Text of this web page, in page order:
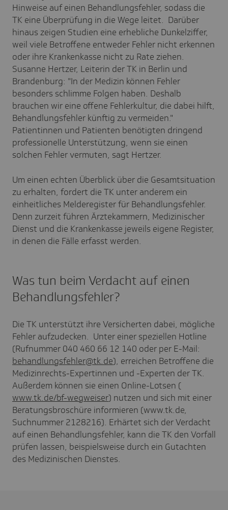
Hinweise auf einen Behandlungsfehler, sodass die
TK eine Überprüfung in die Wege leitet. Darüber
hinaus zeigen Studien eine erhebliche Dunkelziffer,
weil viele Betroffene entweder Fehler nicht erkennen
oder ihre Krankenkasse nicht zu Rate ziehen.
Susanne Hertzer, Leiterin der TK in Berlin und
Brandenburg: "In der Medizin können Fehler
besonders schlimme Folgen haben. Deshalb
brauchen wir eine offene Fehlerkultur, die dabei hilft,
Behandlungsfehler künftig zu vermeiden."
Patientinnen und Patienten benötigten dringend
professionelle Unterstützung, wenn sie einen
solchen Fehler vermuten, sagt Hertzer.
Um einen echten Überblick über die Gesamtsituation
zu erhalten, fordert die TK unter anderem ein
einheitliches Melderegister für Behandlungsfehler.
Denn zurzeit führen Ärztekammern, Medizinischer
Dienst und die Krankenkasse jeweils eigene Register,
in denen die Fälle erfasst werden.
Was tun beim Verdacht auf einen
Behandlungsfehler?
Die TK unterstützt ihre Versicherten dabei, mögliche
Fehler aufzudecken. Unter einer speziellen Hotline
(Rufnummer 040 460 66 12 140 oder per E-Mail:
behandlungsfehler@tk.de), erreichen Betroffene die
Medizinrechts-Expertinnen und -Experten der TK.
Außerdem können sie einen Online-Lotsen (
www.tk.de/bf-wegweiser) nutzen und sich mit einer
Beratungsbroschüre informieren (www.tk.de,
Suchnummer 2128216). Erhärtet sich der Verdacht
auf einen Behandlungsfehler, kann die TK den Vorfall
prüfen lassen, beispielsweise durch ein Gutachten
des Medizinischen Dienstes.